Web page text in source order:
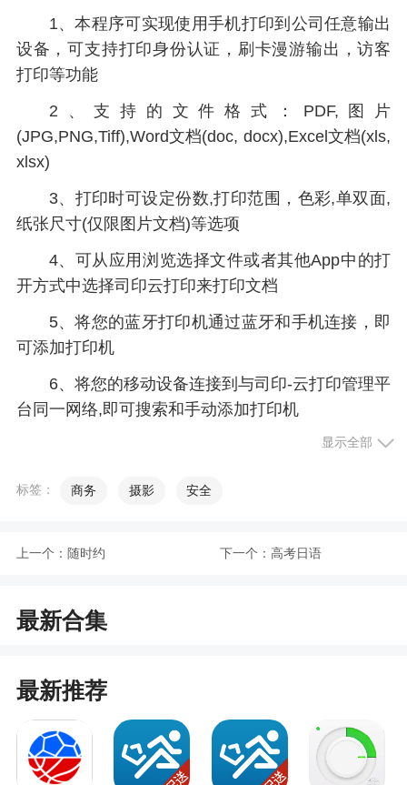
1、本程序可实现使用手机打印到公司任意输出
设备，可支持打印身份认证，刷卡漫游输出，访客
打印等功能
2、支持的文件格式：PDF,图片
(JPG,PNG,Tiff),Word文档(doc, docx),Excel文档(xls,
xlsx)
3、打印时可设定份数,打印范围，色彩,单双面,
纸张尺寸(仅限图片文档)等选项
4、可从应用浏览选择文件或者其他App中的打
开方式中选择司印云打印来打印文档
5、将您的蓝牙打印机通过蓝牙和手机连接，即
可添加打印机
6、将您的移动设备连接到与司印-云打印管理平
台同一网络,即可搜索和手动添加打印机
和方便
打印等功能，只需扫描APP上生成的二维码，即可
更新日志
1、支持寄件码独立展示
显示全部
标签： 商务 摄影 安全
上一个： 随时约 下一个： 高考日语
最新合集
最新推荐